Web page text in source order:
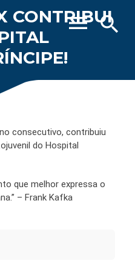
search
menu
CONTRIBUI
consecutivo, contribuiu
do Hospital
que melhor expressa o
– Frank Kafka